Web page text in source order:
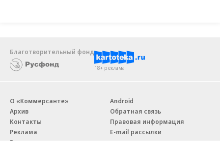
Благотворительный фонд
18+ реклама
О «Коммерсанте»
Архив
Контакты
Реклама
Вакансии
Android
Обратная связь
Правовая информация
E-mail рассылки